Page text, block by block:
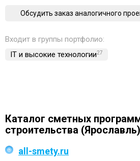
Обсудить заказ аналогичного
Входит в группы портфолио:
IT и высокие технологии27
Каталог сметных
строительства (Ярославль)
all-smety.ru